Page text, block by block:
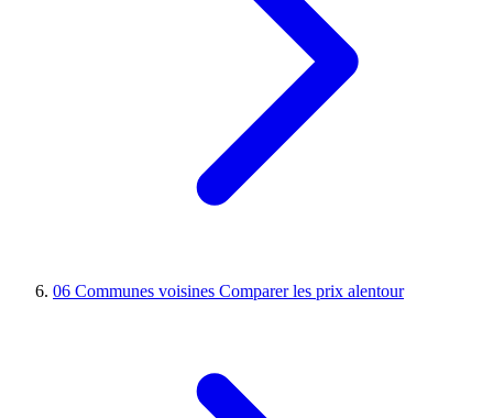
06 Communes voisines Comparer les prix alentour